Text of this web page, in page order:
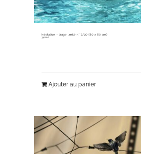
hésitation ~ tirage limité n° 7/20 (80 x 80 cm)
330,00€
Ajouter au panier